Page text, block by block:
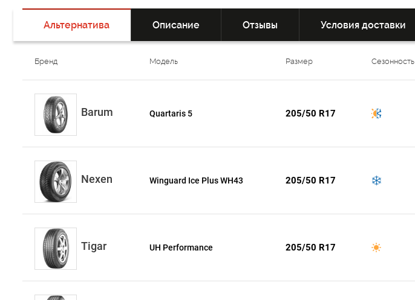
Альтернатива Описание Отзывы Условия доставки
Бренд Модель Размер Сезонность
Barum Quartaris 5 205/50 R17
Nexen Winguard Ice Plus WH43 205/50 R17
Tigar UH Performance 205/50 R17